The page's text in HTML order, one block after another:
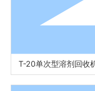
T-20单次型溶剂回收